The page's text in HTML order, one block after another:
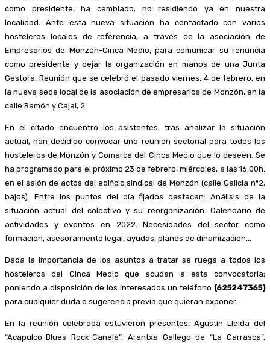
como presidente, ha cambiado; no residiendo ya en nuestra
localidad. Ante esta nueva situación ha contactado con varios
hosteleros locales de referencia, a través de la asociación de
Empresarios de Monzón-Cinca Medio, para comunicar su renuncia
como presidente y dejar la organización en manos de una Junta
Gestora. Reunión que se celebró el pasado viernes, 4 de febrero, en
la nueva sede local de la asociación de empresarios de Monzón, en la
calle Ramón y Cajal, 2.
En el citado encuentro los asistentes, tras analizar la situación
actual, han decidido convocar una reunión sectorial para todos los
hosteleros de Monzón y Comarca del Cinca Medio que lo deseen. Se
ha programado para el próximo 23 de febrero, miércoles, a las 16,00h.
en el salón de actos del edificio sindical de Monzón (calle Galicia nº2,
bajos). Entre los puntos del día fijados destacan: Análisis de la
situación actual del colectivo y su reorganización. Calendario de
actividades y eventos en 2022. Necesidades del sector como
formación, asesoramiento legal, ayudas, planes de dinamización…
Dada la importancia de los asuntos a tratar se ruega a todos los
hosteleros del Cinca Medio que acudan a esta convocatoria;
poniendo a disposición de los interesados un teléfono (625247365)
para cualquier duda o sugerencia previa que quieran exponer.
En la reunión celebrada estuvieron presentes: Agustín Lleida del
“Acapulco-Blues Rock-Canela”, Arantxa Gallego de “La Carrasca”,